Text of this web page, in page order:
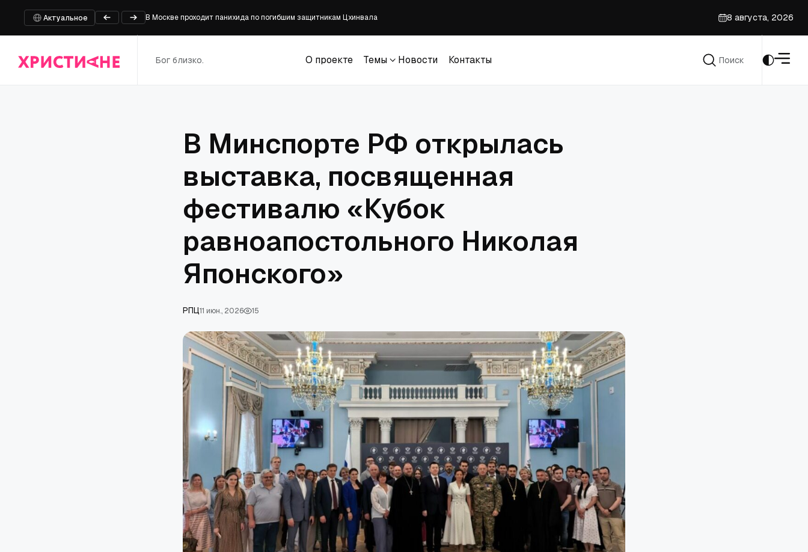
Актуальное
Правозащитники требуют свободы вероисповедания для Сирии
8 августа, 2026
Бог близко.
О проекте
Темы
Новости
Контакты
Поиск
В Минспорте РФ открылась
выставка, посвященная
фестивалю «Кубок
равноапостольного Николая
Японского»
РПЦ11 июн., 2026 15